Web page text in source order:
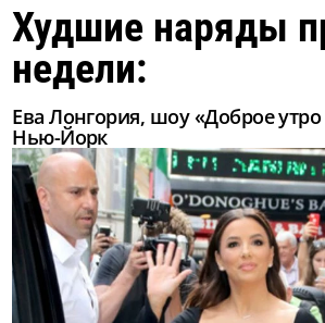
Худшие наряды
недели:
Ева Лонгория, шоу «Доброе
Нью-Йорк